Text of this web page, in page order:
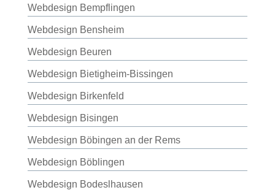
Webdesign Bempflingen
Webdesign Bensheim
Webdesign Beuren
Webdesign Bietigheim-Bissingen
Webdesign Birkenfeld
Webdesign Bisingen
Webdesign Böbingen an der Rems
Webdesign Böblingen
Webdesign Bodeslhausen